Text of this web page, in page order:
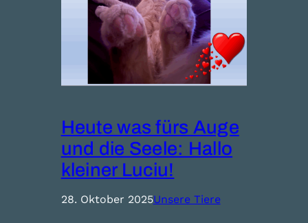
Heute was fürs Auge
und die Seele: Hallo
kleiner Luciu!
28. Oktober 2025Unsere Tiere